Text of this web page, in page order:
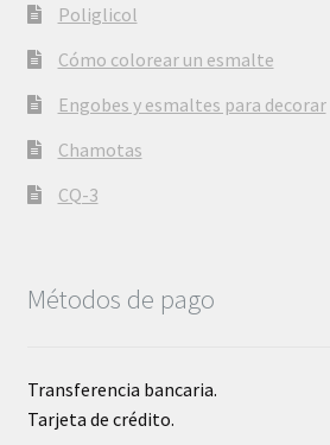
Poliglicol
Cómo colorear un esmalte
Engobes y esmaltes para decorar
Chamotas
CQ-3
Métodos de pago
Transferencia bancaria.
Tarjeta de crédito.